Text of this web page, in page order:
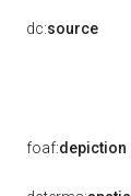
dc:source
foaf:depiction